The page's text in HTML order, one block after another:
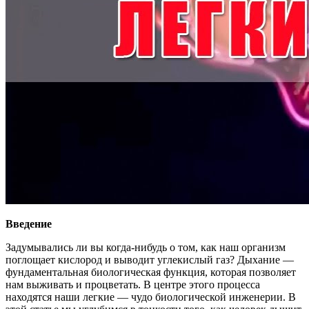
Введение
Задумывались ли вы когда-нибудь о том, как наш организм
поглощает кислород и выводит углекислый газ? Дыхание —
фундаментальная биологическая функция, которая позволяет
нам выживать и процветать. В центре этого процесса
находятся наши легкие — чудо биологической инженерии. В